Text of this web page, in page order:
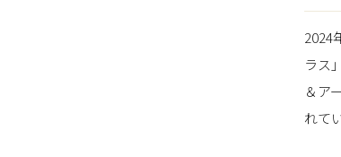
2024
ラス
＆ア
れて